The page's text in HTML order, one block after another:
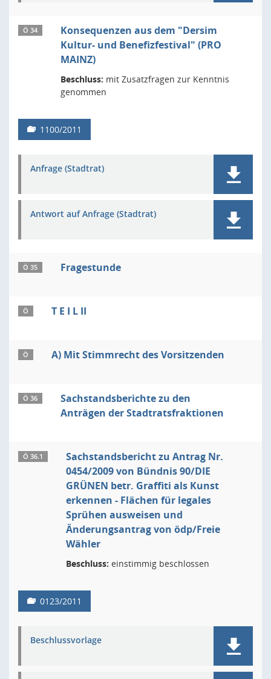
Ö 34
Konsequenzen aus dem "Dersim
Kultur- und Benefizfestival" (PRO
MAINZ)
Beschluss: mit Zusatzfragen zur Kenntnis
genommen
1100/2011
Anfrage (Stadtrat)
Antwort auf Anfrage (Stadtrat)
Ö 35 Fragestunde
Ö T E I L II
Ö A) Mit Stimmrecht des Vorsitzenden
Ö 36
Sachstandsberichte zu den
Anträgen der Stadtratsfraktionen
Ö 36.1
Sachstandsbericht zu Antrag Nr.
0454/2009 von Bündnis 90/DIE
GRÜNEN betr. Graffiti als Kunst
erkennen - Flächen für legales
Sprühen ausweisen und
Änderungsantrag von ödp/Freie
Wähler
Beschluss: einstimmig beschlossen
0123/2011
Beschlussvorlage